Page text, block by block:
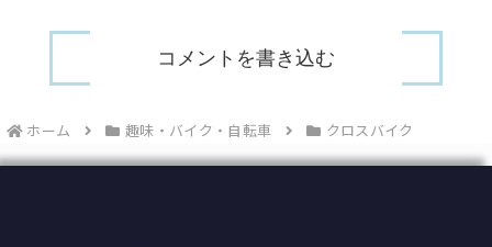
コメントを書き込む
ホーム 趣味・バイク・自転車 クロスバイク